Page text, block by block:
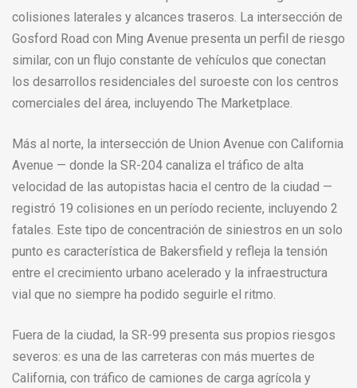
colisiones laterales y alcances traseros. La intersección de
Gosford Road con Ming Avenue presenta un perfil de riesgo
similar, con un flujo constante de vehículos que conectan
los desarrollos residenciales del suroeste con los centros
comerciales del área, incluyendo The Marketplace.
Más al norte, la intersección de Union Avenue con California
Avenue — donde la SR-204 canaliza el tráfico de alta
velocidad de las autopistas hacia el centro de la ciudad —
registró 19 colisiones en un período reciente, incluyendo 2
fatales. Este tipo de concentración de siniestros en un solo
punto es característica de Bakersfield y refleja la tensión
entre el crecimiento urbano acelerado y la infraestructura
vial que no siempre ha podido seguirle el ritmo.
Fuera de la ciudad, la SR-99 presenta sus propios riesgos
severos: es una de las carreteras con más muertes de
California, con tráfico de camiones de carga agrícola y